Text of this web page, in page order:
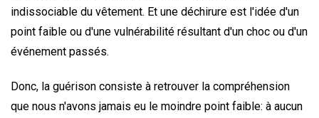
indissociable du vêtement. Et une déchirure est l'idée d'un
point faible ou d'une vulnérabilité résultant d'un choc ou d'un
événement passés.
Donc, la guérison consiste à retrouver la compréhension
que nous n'avons jamais eu le moindre point faible: à aucun